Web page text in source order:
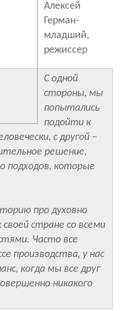
Алексей
Герман-
младший,
режиссер
С одной
стороны, мы
попытались
подойти к
с другой –
решение,
подходов, которые
про духовно
стране со всеми
Часто все
производства, у нас
когда мы все друг
никакого